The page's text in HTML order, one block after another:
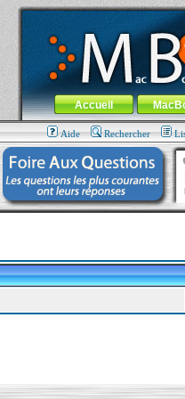
MacBook-fr.com : 100% Apple... 100%
Aller au contenu-Aller au menu
Menu général
Accueil
Aide Rechercher